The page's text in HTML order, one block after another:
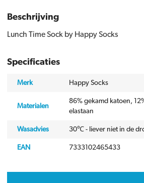
Beschrijving
Lunch Time Sock by Happy Socks
Specificaties
Merk Happy Socks
Materialen
86% gekamd katoen,
elastaan
Wasadvies 30℃ - liever niet in de
EAN 7333102465433